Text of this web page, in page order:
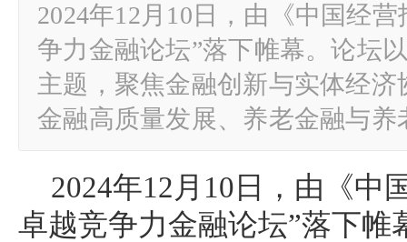
2024年12月10日，由《中国经
争力金融论坛”落下帷幕。论坛
主题，聚焦金融创新与实体经
金融高质量发展、养老金融与
2024年12月10日，由《中
卓越竞争力金融论坛”落下帷